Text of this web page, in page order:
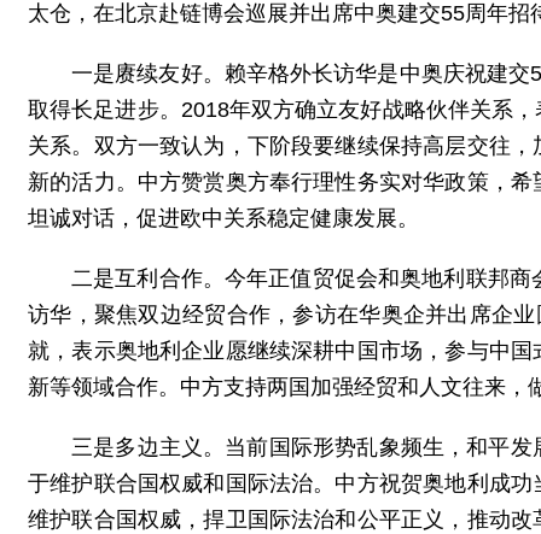
太仓，在北京赴链博会巡展并出席中奥建交55周年
一是赓续友好。赖辛格外长访华是中奥庆祝建
取得长足进步。2018年双方确立友好战略伙伴关系
关系。双方一致认为，下阶段要继续保持高层交往
新的活力。中方赞赏奥方奉行理性务实对华政策，
坦诚对话，促进欧中关系稳定健康发展。
二是互利合作。今年正值贸促会和奥地利联邦
访华，聚焦双边经贸合作，参访在华奥企并出席企
就，表示奥地利企业愿继续深耕中国市场，参与中
新等领域合作。中方支持两国加强经贸和人文往来，
三是多边主义。当前国际形势乱象频生，和平
于维护联合国权威和国际法治。中方祝贺奥地利成
维护联合国权威，捍卫国际法治和公平正义，推动